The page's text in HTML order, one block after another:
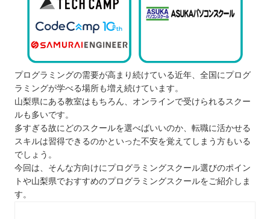
プログラミングの需要が高まり続けている近年、全国にプログ
ラミングが学べる場所も増え続けています。
山梨県にある教室はもちろん、オンラインで受けられるスクー
ルも多いです。
多すぎる故にどのスクールを選べばいいのか、転職に活かせる
スキルは習得できるのかといった不安を覚えてしまう方もいる
でしょう。
今回は、そんな方向けにプログラミングスクール選びのポイン
トや山梨県でおすすめのプログラミングスクールをご紹介しま
す。